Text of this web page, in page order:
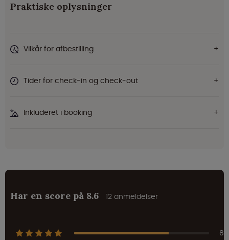
Praktiske oplysninger
Vilkår for afbestilling
Tider for check-in og check-out
Inkluderet i booking
Har en score på 8.6 12 anmeldelser
8